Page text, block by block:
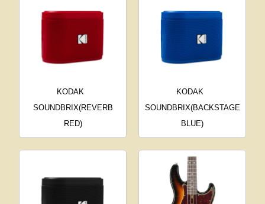
KODAK
SOUNDBRIX(REVERB
RED)
KODAK
SOUNDBRIX(BACKSTAGE
BLUE)